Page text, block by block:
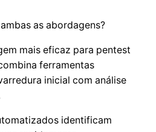
as abordagens?
mais eficaz para pentest
ferramentas
inicial com análise
identificam